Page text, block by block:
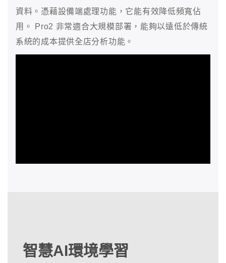
資料。憑藉設備端處理功能，它能有效降低頻寬佔
用。 Pro2 非常適合大規模部署，能夠以遠低於傳統
系統的成本提供全店分析功能。
智慧AI環境學習